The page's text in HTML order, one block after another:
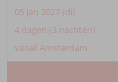
05 jan 2027 (di)
4 dagen (3 nachten)
vanaf Amsterdam